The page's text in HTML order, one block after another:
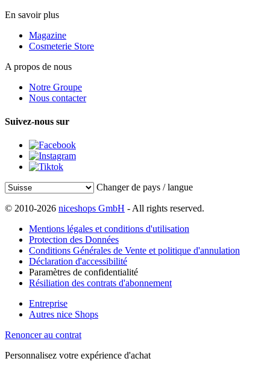
En savoir plus
Magazine
Cosmeterie Store
A propos de nous
Notre Groupe
Nous contacter
Suivez-nous sur
Changer de pays / langue
© 2010-2026 niceshops GmbH - All rights reserved.
Mentions légales et conditions d'utilisation
Protection des Données
Conditions Générales de Vente et politique d'annulation
Déclaration d'accessibilité
Paramètres de confidentialité
Résiliation des contrats d'abonnement
Entreprise
Autres nice Shops
Renoncer au contrat
Personnalisez votre expérience d'achat